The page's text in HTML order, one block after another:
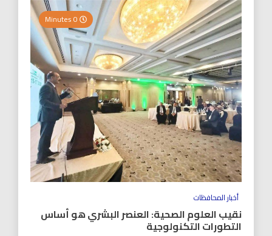
أخبار المحافظات
نقيب العلوم الصحية: العنصر البشري هو أساس
التطورات التكنولوجية